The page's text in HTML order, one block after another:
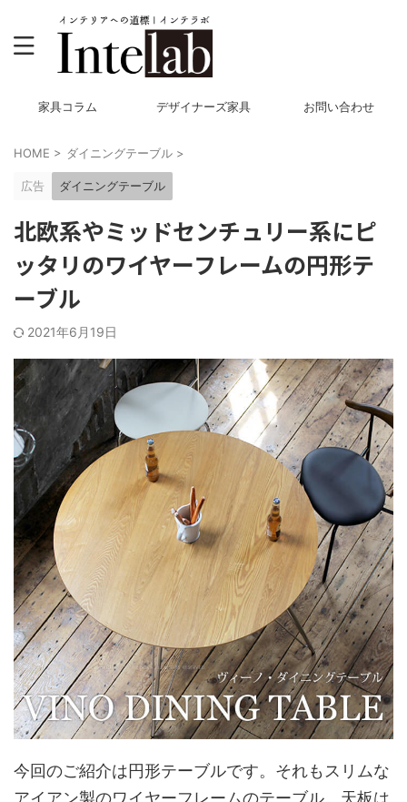
家具コラム デザイナーズ家具 お問い合わせ
HOME > ダイニングテーブル >
広告 ダイニングテーブル
北欧系やミッドセンチュリー系にピ
ッタリのワイヤーフレームの円形テ
ーブル
2021年6月19日
今回のご紹介は円形テーブルです。それもスリムな
アイアン製のワイヤーフレームのテーブル。天板は